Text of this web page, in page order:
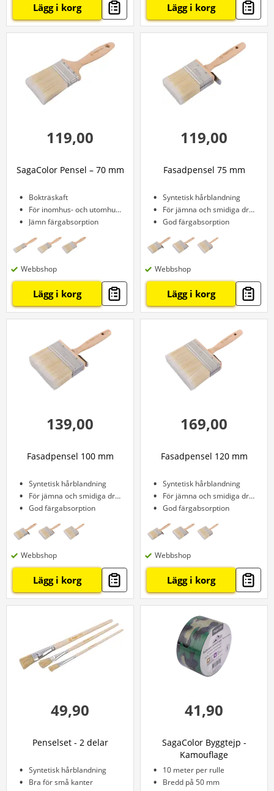
Lägg i korg Lägg i korg
119,00
SagaColor Pensel – 70 mm
Bokträskaft
För inomhus- och utomhusbruk
Jämn färgabsorption
Webbshop
Lägg i korg
119,00
Fasadpensel 75 mm
Syntetisk hårblandning
För jämna och smidiga drag
God färgabsorption
Webbshop
Lägg i korg
139,00
Fasadpensel 100 mm
Syntetisk hårblandning
För jämna och smidiga drag
God färgabsorption
Webbshop
Lägg i korg
169,00
Fasadpensel 120 mm
Syntetisk hårblandning
För jämna och smidiga drag
God färgabsorption
Webbshop
Lägg i korg
49,90
Penselset - 2 delar
Syntetisk hårblandning
Bra för små kanter
41,90
SagaColor Byggtejp -
Kamouflage
10 meter per rulle
Bredd på 50 mm